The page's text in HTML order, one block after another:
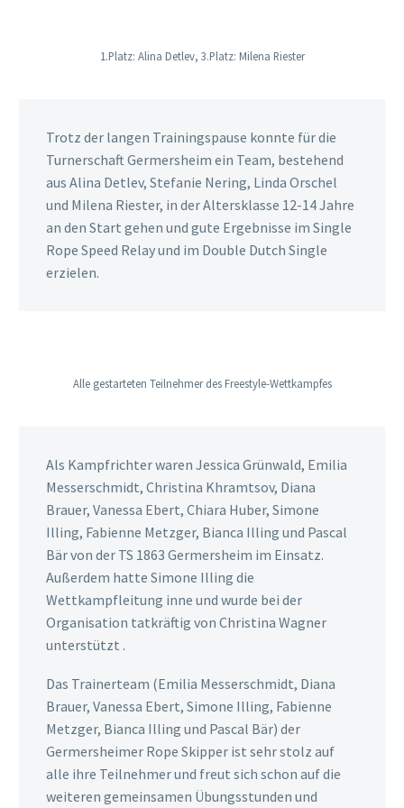
1.Platz: Alina Detlev, 3.Platz: Milena Riester
Trotz der langen Trainingspause konnte für die
Turnerschaft Germersheim ein Team, bestehend
aus Alina Detlev, Stefanie Nering, Linda Orschel
und Milena Riester, in der Altersklasse 12-14 Jahre
an den Start gehen und gute Ergebnisse im Single
Rope Speed Relay und im Double Dutch Single
erzielen.
Alle gestarteten Teilnehmer des Freestyle-Wettkampfes
Als Kampfrichter waren Jessica Grünwald, Emilia
Messerschmidt, Christina Khramtsov, Diana
Brauer, Vanessa Ebert, Chiara Huber, Simone
Illing, Fabienne Metzger, Bianca Illing und Pascal
Bär von der TS 1863 Germersheim im Einsatz.
Außerdem hatte Simone Illing die
Wettkampfleitung inne und wurde bei der
Organisation tatkräftig von Christina Wagner
unterstützt .
Das Trainerteam (Emilia Messerschmidt, Diana
Brauer, Vanessa Ebert, Simone Illing, Fabienne
Metzger, Bianca Illing und Pascal Bär) der
Germersheimer Rope Skipper ist sehr stolz auf
alle ihre Teilnehmer und freut sich schon auf die
weiteren gemeinsamen Übungsstunden und